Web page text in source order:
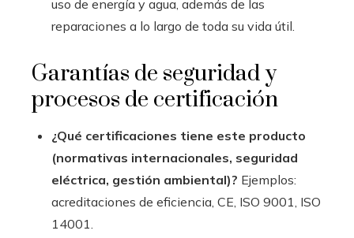
uso de energía y agua, además de las
reparaciones a lo largo de toda su vida útil.
Garantías de seguridad y
procesos de certificación
¿Qué certificaciones tiene este producto
(normativas internacionales, seguridad
eléctrica, gestión ambiental)? Ejemplos:
acreditaciones de eficiencia, CE, ISO 9001, ISO
14001.